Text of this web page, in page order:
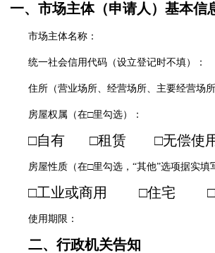
一、市场主体（申请人）基本信
市场主体名称：
统一社会信用代码（设立登记时不填）：
住所（营业场所、经营场所、主要经营场所
房屋权属（在□里勾选）：
□自有 □租赁 □无偿使
房屋性质（在□里勾选，“其他”选项据实填
□工业或商用 □住宅
使用期限：
二、行政机关告知